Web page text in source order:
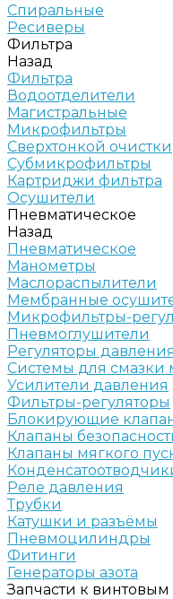
Спиральные
Ресиверы
Фильтра
Назад
Фильтра
Водоотделители
Магистральные
Микрофильтры
Сверхтонкой очистки
Субмикрофильтры
Картриджи фильтра
Осушители
Пневматическое
Назад
Пневматическое
Манометры
Маслораспылители
Мембранные
Микрофильтры-
Пневмоглушители
Регуляторы давления
Системы для смазки
Усилители давления
Фильтры-регуляторы
Блокирующие
Клапаны
Клапаны мягкого
Реле давления
Трубки
Катушки и разъёмы
Пневмоцилиндры
Фитинги
Генераторы азота
Запчасти к винтовым